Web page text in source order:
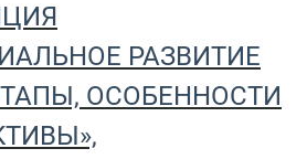
РАЗВИТИЕ
ОСОБЕННОСТИ